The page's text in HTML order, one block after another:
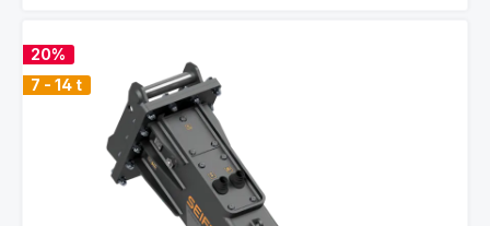
20%
7 - 14 t